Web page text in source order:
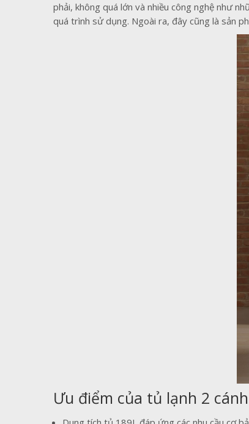
phải, không quá lớn và nhiều công nghệ như
quá trình sử dụng. Ngoài ra, đây cũng là sản
Ưu điểm của tủ lạnh 2